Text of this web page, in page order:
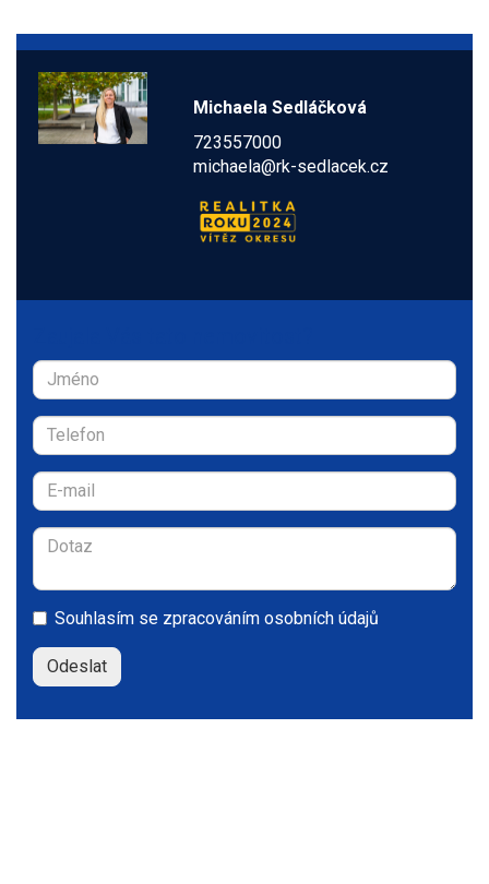
Michaela Sedláčková
723557000
michaela@rk-sedlacek.cz
Souhlasím se zpracováním osobních údajů